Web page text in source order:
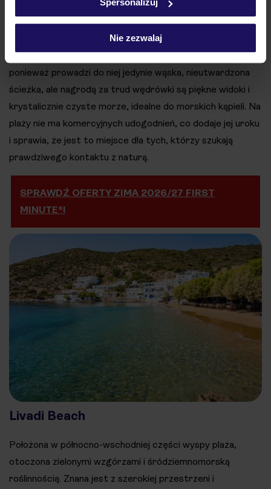
Spersonalizuj
Nie zezwalaj
na północnym wybrzeżu wyspy, z dala od zgiełku
popularnych kurortów turystycznych. Zachwyca
malowniczym położeniem, otoczonym naturalnymi klifami i
bujną roślinnością. Jest też nieco trudniej dostępna,
ponieważ prowadzi do niej jedynie wąska, nieutwardzona
ścieżka, ale nagrodą za trud wędrówki są piękne widoki i
krystalicznie czyste morze, idealne do morskich kąpieli. Na
plaży nie ma komercyjnych udogodnień, co dodaje jej uroku
i sprawia, że jest to miejsce dla tych, którzy szukają
prawdziwego kontaktu z naturą.
SPRAWDŹ OFERTY ZIMA 2026/27 FIRST
MINUTE®!
Livadi Beach
Położona w północno-wschodniej części wyspy plaża,
otoczona zielonymi wzgórzami i śródziemnomorską
roślinnością. Znana jest z szerokiej przestrzeni i